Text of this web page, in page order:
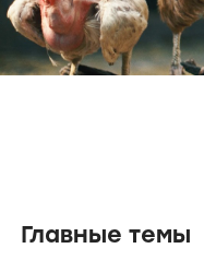
Главные темы